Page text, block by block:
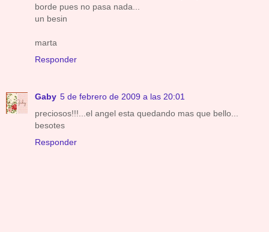
borde pues no pasa nada...
un besin
marta
Responder
Gaby 5 de febrero de 2009 a las 20:01
preciosos!!!...el angel esta quedando mas que bello...
besotes
Responder